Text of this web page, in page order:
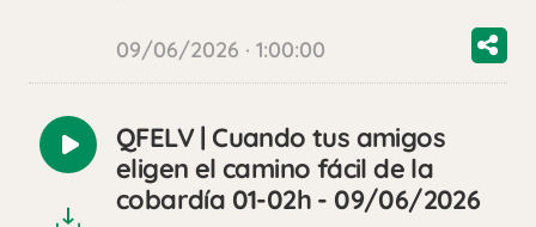
09/06/2026 · 1:00:00
Reproducir
audio
QFELV | Cuando tus amigos
eligen el camino fácil de la
cobardía 01-02h - 09/06/2026